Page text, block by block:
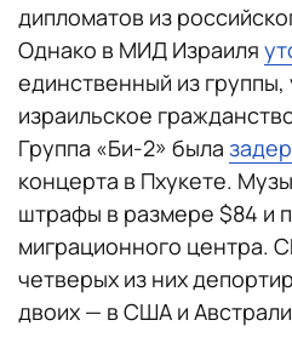
дипломатов из
Однако в МИД Израиля
единственный из группы,
израильское
Группа «Би-2» была
концерта в Пхукете.
штрафы в размере $84 и
миграционного центра.
четверых из них
двоих — в США и